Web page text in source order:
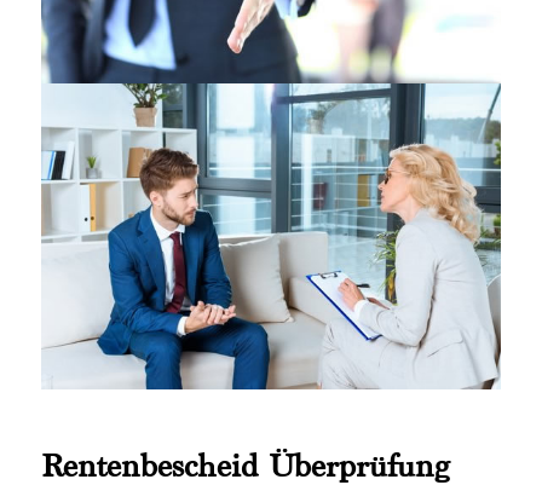
Rentenbescheid Überprüfung